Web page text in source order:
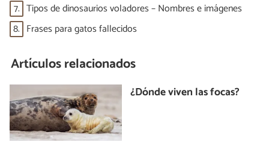
7. Tipos de dinosaurios voladores – Nombres e imágenes
8. Frases para gatos fallecidos
Artículos relacionados
¿Dónde viven las focas?